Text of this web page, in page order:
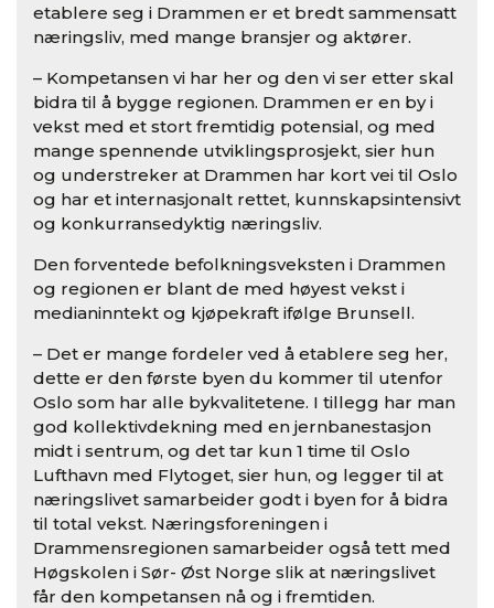
etablere seg i Drammen er et bredt sammensatt
næringsliv, med mange bransjer og aktører.
– Kompetansen vi har her og den vi ser etter skal
bidra til å bygge regionen. Drammen er en by i
vekst med et stort fremtidig potensial, og med
mange spennende utviklingsprosjekt, sier hun
og understreker at Drammen har kort vei til Oslo
og har et internasjonalt rettet, kunnskapsintensivt
og konkurransedyktig næringsliv.
Den forventede befolkningsveksten i Drammen
og regionen er blant de med høyest vekst i
medianinntekt og kjøpekraft ifølge Brunsell.
– Det er mange fordeler ved å etablere seg her,
dette er den første byen du kommer til utenfor
Oslo som har alle bykvalitetene. I tillegg har man
god kollektivdekning med en jernbanestasjon
midt i sentrum, og det tar kun 1 time til Oslo
Lufthavn med Flytoget, sier hun, og legger til at
næringslivet samarbeider godt i byen for å bidra
til total vekst. Næringsforeningen i
Drammensregionen samarbeider også tett med
Høgskolen i Sør- Øst Norge slik at næringslivet
får den kompetansen nå og i fremtiden.